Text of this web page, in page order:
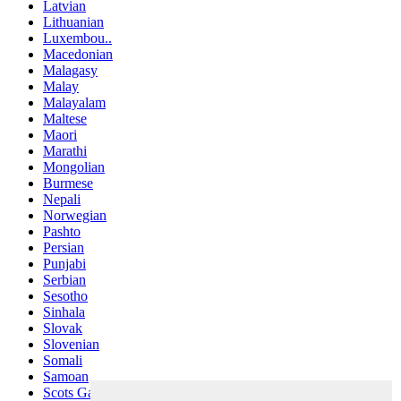
Latvian
Lithuanian
Luxembou..
Macedonian
Malagasy
Malay
Malayalam
Maltese
Maori
Marathi
Mongolian
Burmese
Nepali
Norwegian
Pashto
Persian
Punjabi
Serbian
Sesotho
Sinhala
Slovak
Slovenian
Somali
Samoan
Scots Gaelic